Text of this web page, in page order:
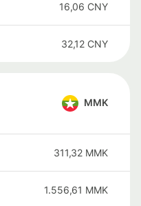
16,06 CNY
32,12 CNY
MMK
311,32 MMK
1.556,61 MMK